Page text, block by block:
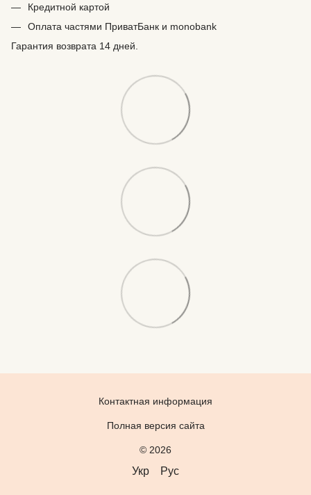
Кредитной картой
Оплата частями ПриватБанк и monobank
Гарантия возврата 14 дней.
Контактная информация
Полная версия сайта
© 2026
Укр Рус